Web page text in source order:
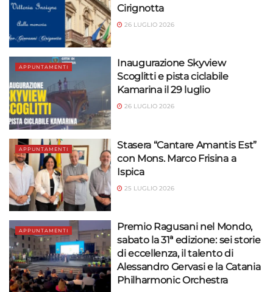
Cirignotta
26 LUGLIO 2026
APPUNTAMENTI
Inaugurazione Skyview
Scoglitti e pista ciclabile
Kamarina il 29 luglio
26 LUGLIO 2026
APPUNTAMENTI
Stasera “Cantare Amantis Est”
con Mons. Marco Frisina a
Ispica
25 LUGLIO 2026
APPUNTAMENTI
Premio Ragusani nel Mondo,
sabato la 31ª edizione: sei storie
di eccellenza, il talento di
Alessandro Gervasi e la Catania
Philharmonic Orchestra